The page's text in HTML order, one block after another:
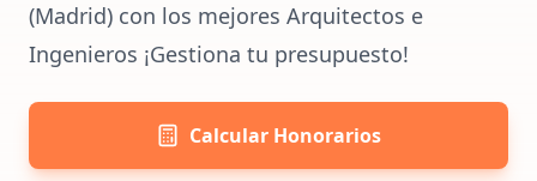
(Madrid) con los mejores Arquitectos e
Ingenieros ¡Gestiona tu presupuesto!
Calcular Honorarios